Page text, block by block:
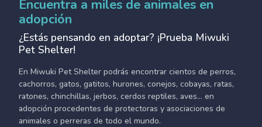
Encuentra a miles de animales en
adopción
¿Estás pensando en adoptar? ¡Prueba Miwuki
Pet Shelter!
En Miwuki Pet Shelter podrás encontrar cientos de perros,
cachorros, gatos, gatitos, hurones, conejos, cobayas, ratas,
ratones, chinchillas, jerbos, cerdos reptiles, aves... en
adopción procedentes de protectoras y asociaciones de
animales o perreras de todo el mundo.